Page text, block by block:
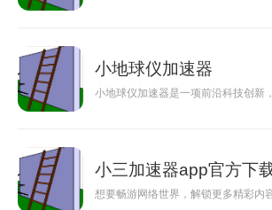
小地球仪加速器
小地球仪加速器是一项前沿科技创新
小三加速器app官方下
想要畅游网络世界，解锁更多精彩内